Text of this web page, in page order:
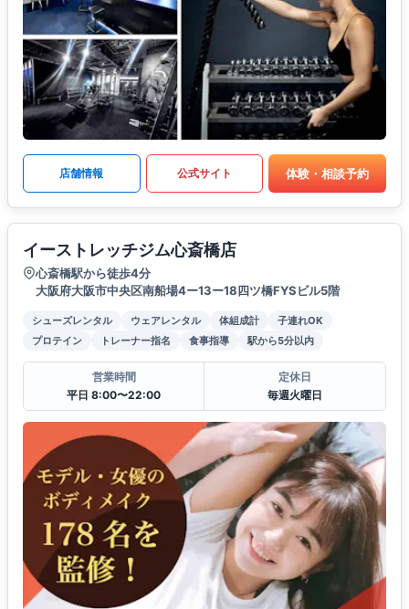
店舗情報 公式サイト 体験・相談予約
イーストレッチジム心斎橋店
心斎橋駅から徒歩4分
大阪府大阪市中央区南船場4ー13ー18四ツ橋FYSビル5階
シューズレンタル ウェアレンタル 体組成計
子連れOK
プロテイン
トレーナー指名 食事指導 駅から5分以内
営業時間
平日 8:00〜22:00
定休日
毎週火曜日